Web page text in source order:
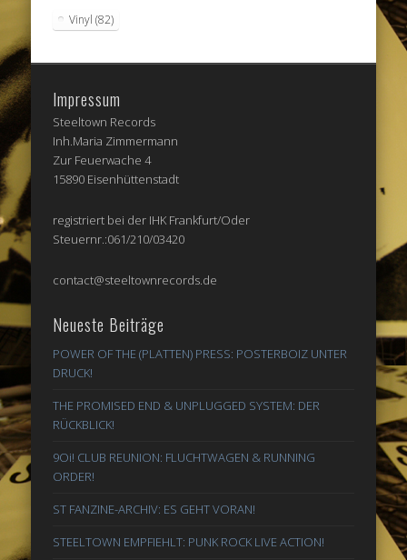
Vinyl (82)
Impressum
Steeltown Records
Inh.Maria Zimmermann
Zur Feuerwache 4
15890 Eisenhüttenstadt
registriert bei der IHK Frankfurt/Oder
Steuernr.:061/210/03420
contact@steeltownrecords.de
Neueste Beiträge
POWER OF THE (PLATTEN) PRESS: POSTERBOIZ UNTER
DRUCK!
THE PROMISED END & UNPLUGGED SYSTEM: DER
RÜCKBLICK!
9Oi! CLUB REUNION: FLUCHTWAGEN & RUNNING
ORDER!
ST FANZINE-ARCHIV: ES GEHT VORAN!
STEELTOWN EMPFIEHLT: PUNK ROCK LIVE ACTION!